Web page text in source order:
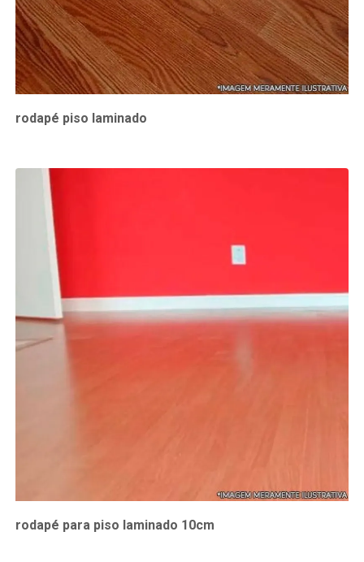
rodapé piso laminado
rodapé para piso laminado 10cm